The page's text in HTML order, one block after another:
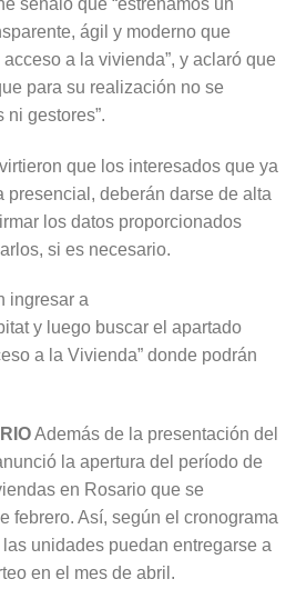
ágil y moderno que
a la vivienda”, y aclaró que
para su realización no se
ni gestores”.
que los interesados que ya
presencial, deberán darse de alta
los datos proporcionados
si es necesario.
ingresar a
y luego buscar el apartado
a la Vivienda” donde podrán
Además de la presentación del
la apertura del período de
en Rosario que se
febrero. Así, según el cronograma
unidades puedan entregarse a
en el mes de abril.